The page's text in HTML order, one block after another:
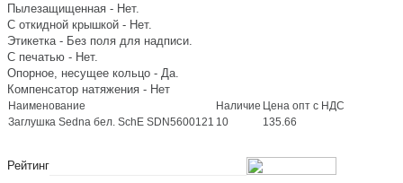
Пылезащищенная - Нет.
С откидной крышкой - Нет.
Этикетка - Без поля для надписи.
С печатью - Нет.
Опорное, несущее кольцо - Да.
Компенсатор натяжения - Нет
Наименование Наличие Цена опт с НДС
Заглушка Sedna бел. SchE SDN5600121 10 135.66
Рейтинг